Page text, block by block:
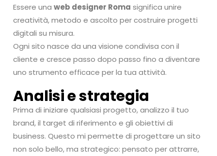
Essere una web designer Roma significa unire
creatività, metodo e ascolto per costruire progetti
digitali su misura.
Ogni sito nasce da una visione condivisa con il
cliente e cresce passo dopo passo fino a diventare
uno strumento efficace per la tua attività.
Analisi e strategia
Prima di iniziare qualsiasi progetto, analizzo il tuo
brand, il target di riferimento e gli obiettivi di
business. Questo mi permette di progettare un sito
non solo bello, ma strategico: pensato per attrarre,